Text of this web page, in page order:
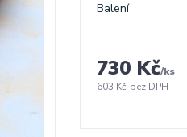
Balení
730 Kč/ks
603 Kč bez DPH